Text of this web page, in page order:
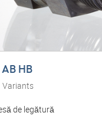
HB
Variants
de legătură